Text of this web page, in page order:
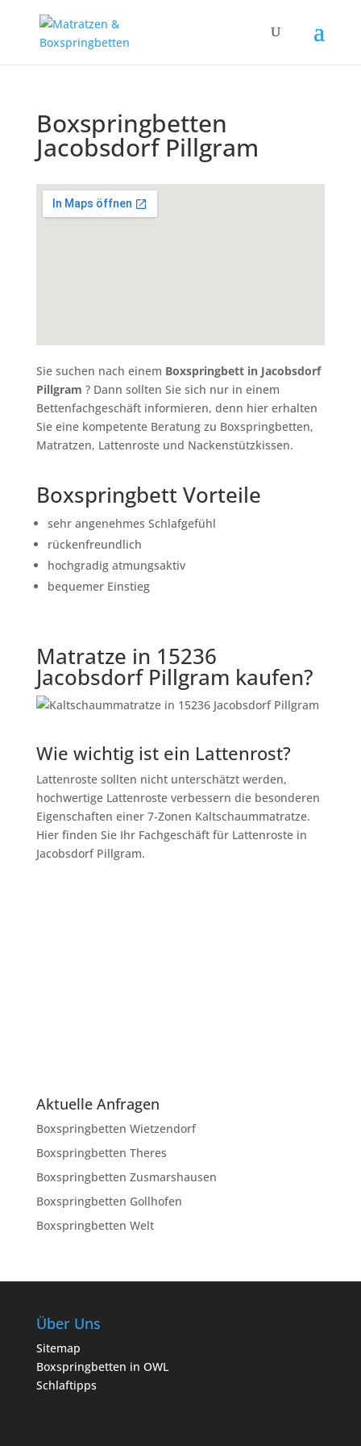
Boxspringbetten
Jacobsdorf Pillgram
Sie suchen nach einem Boxspringbett in Jacobsdorf
Pillgram ? Dann sollten Sie sich nur in einem
Bettenfachgeschäft informieren, denn hier erhalten
Sie eine kompetente Beratung zu Boxspringbetten,
Matratzen, Lattenroste und Nackenstützkissen.
Boxspringbett Vorteile
sehr angenehmes Schlafgefühl
rückenfreundlich
hochgradig atmungsaktiv
bequemer Einstieg
Matratze in 15236
Jacobsdorf Pillgram kaufen?
Wie wichtig ist ein Lattenrost?
Lattenroste sollten nicht unterschätzt werden,
hochwertige Lattenroste verbessern die besonderen
Eigenschaften einer 7-Zonen Kaltschaummatratze.
Hier finden Sie Ihr Fachgeschäft für Lattenroste in
Jacobsdorf Pillgram.
Aktuelle Anfragen
Boxspringbetten Wietzendorf
Boxspringbetten Theres
Boxspringbetten Zusmarshausen
Boxspringbetten Gollhofen
Boxspringbetten Welt
Über Uns
Sitemap
Boxspringbetten in OWL
Schlaftipps